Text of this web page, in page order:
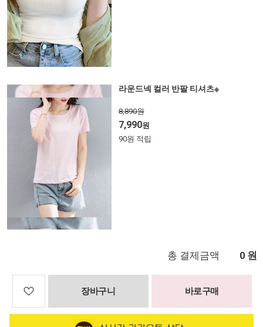
라운드넥 컬러 반팔 티셔츠※
8,890원
7,990원
90원 적립
총 결제금액 0 원
장바구니 바로구매